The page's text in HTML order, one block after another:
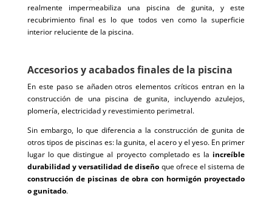
realmente impermeabiliza una piscina de gunita, y este
recubrimiento final es lo que todos ven como la superficie
interior reluciente de la piscina.
Accesorios y acabados finales de la piscina
En este paso se añaden otros elementos críticos entran en la
construcción de una piscina de gunita, incluyendo azulejos,
plomería, electricidad y revestimiento perimetral.
Sin embargo, lo que diferencia a la construcción de gunita de
otros tipos de piscinas es: la gunita, el acero y el yeso. En primer
lugar lo que distingue al proyecto completado es la increíble
durabilidad y versatilidad de diseño que ofrece el sistema de
construcción de piscinas de obra con hormigón proyectado
o gunitado.